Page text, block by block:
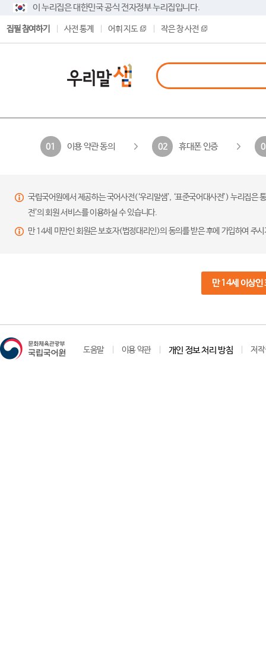
이 누리집은 대한민국 공식 전자정부 누리집입니다.
집필 참여하기 사전 통계 어휘 지도 작은 창 사전
01 이용 약관 동의 02 휴대폰 인증
국립국어원에서 제공하는 국어사전(‘우리말샘’, ‘표준국어대사전’) 누리집
전’의 회원 서비스를 이용하실 수 있습니다.
만 14세 미만인 회원은 보호자(법정대리인)의 동의를 받은 후에 가입하여 주
만 14세 이상인
도움말 이용 약관 개인 정보 처리 방침 저